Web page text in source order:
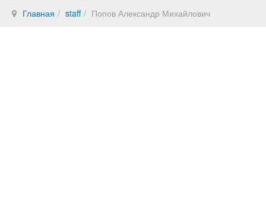
Главная staff Попов Александр Михайлович